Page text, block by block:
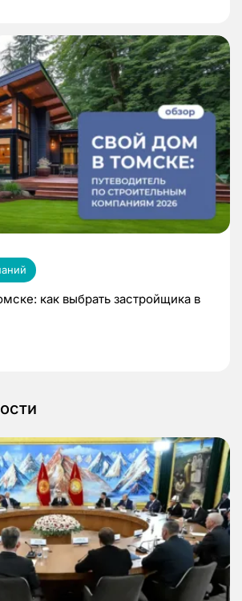
как выбрать застройщика в